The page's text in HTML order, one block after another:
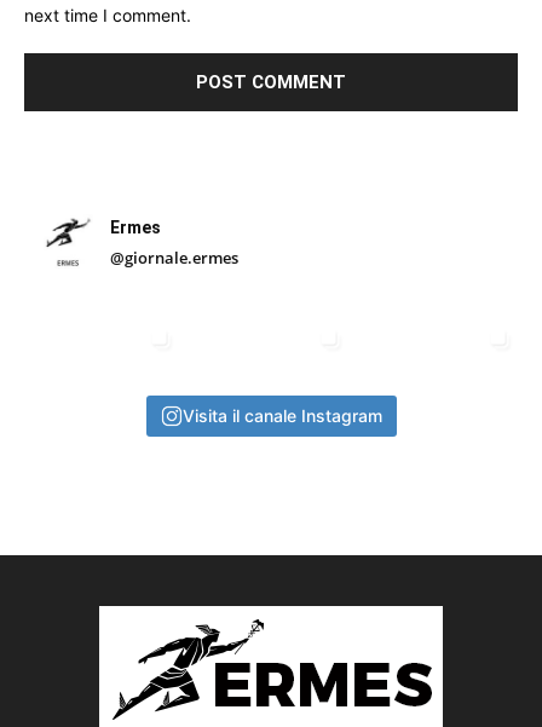
next time I comment.
Ermes
@giornale.ermes
Visita il canale Instagram